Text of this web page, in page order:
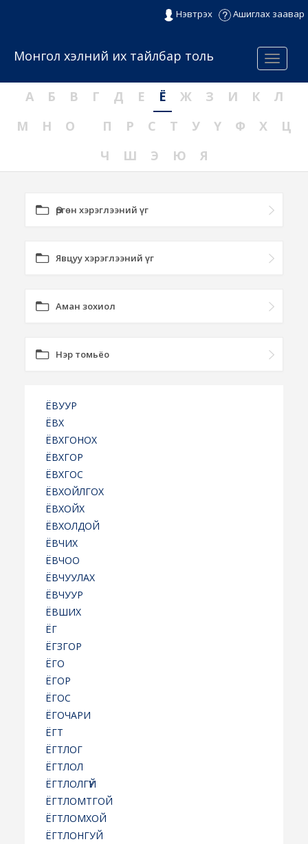
Нэвтрэх Ашиглах заавар
Menu
Монгол хэлний их тайлбар толь
А Б В Г Д Е Ё Ж З И К
Л
М
Н О П Р С Т У Ү Ф Х
Ц
Ч
Ш Э Ю Я
Өргөн хэрэглээний үг
Явцуу хэрэглээний үг
Аман зохиол
Нэр томьёо
ЁВУУР
ЁВХ
ЁВХГОНОХ
ЁВХГОР
ЁВХГОС
ЁВХОЙЛГОХ
ЁВХОЙХ
ЁВХОЛДОЙ
ЁВЧИХ
ЁВЧОО
ЁВЧУУЛАХ
ЁВЧУУР
ЁВШИХ
ЁГ
ЁГЗГОР
ЁГО
ЁГОР
ЁГОС
ЁГОЧАРИ
ЁГТ
ЁГТЛОГ
ЁГТЛОЛ
ЁГТЛОЛГҮЙ
ЁГТЛОМТГОЙ
ЁГТЛОМХОЙ
ЁГТЛОНГУЙ